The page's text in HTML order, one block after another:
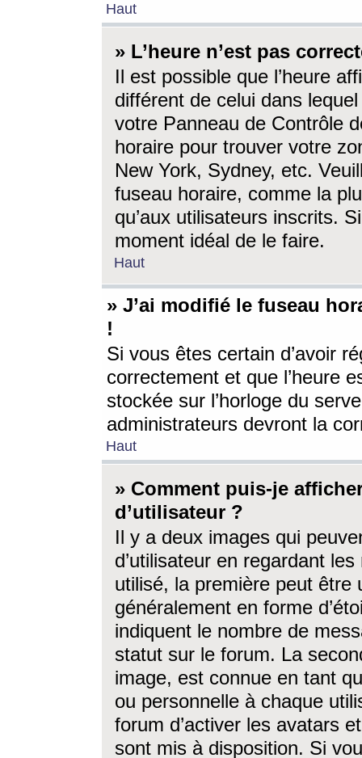
Haut
» L’heure n’est pas
Il est possible que l’heure
différent de celui dans
votre Panneau de Contrôle
horaire pour trouver votre
New York, Sydney, etc.
fuseau horaire, comme la
qu’aux utilisateurs inscrits.
moment idéal de le faire.
Haut
» J’ai modifié le fuseau
!
Si vous êtes certain d’avoir
correctement et que l’heure
stockée sur l’horloge du
administrateurs devront la
Haut
» Comment puis-je
d’utilisateur ?
Il y a deux images qui
d’utilisateur en regardant
utilisé, la première peut être
généralement en forme
indiquent le nombre de
statut sur le forum. La
image, est connue en tant
ou personnelle à chaque
forum d’activer les avatars
sont mis à disposition. Si